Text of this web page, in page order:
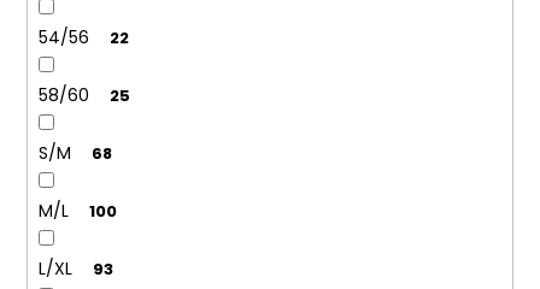
54/56 22
58/60 25
S/M 68
M/L 100
L/XL 93